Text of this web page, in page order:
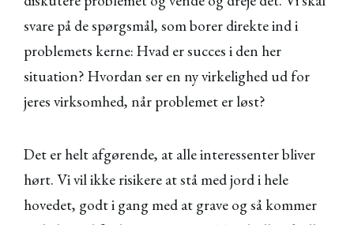
svare på de spørgsmål, som borer direkte ind i
problemets kerne: Hvad er succes i den her
situation? Hvordan ser en ny virkelighed ud for
jeres virksomhed, når problemet er løst?
Det er helt afgørende, at alle interessenter bliver
hørt. Vi vil ikke risikere at stå med jord i hele
hovedet, godt i gang med at grave og så kommer